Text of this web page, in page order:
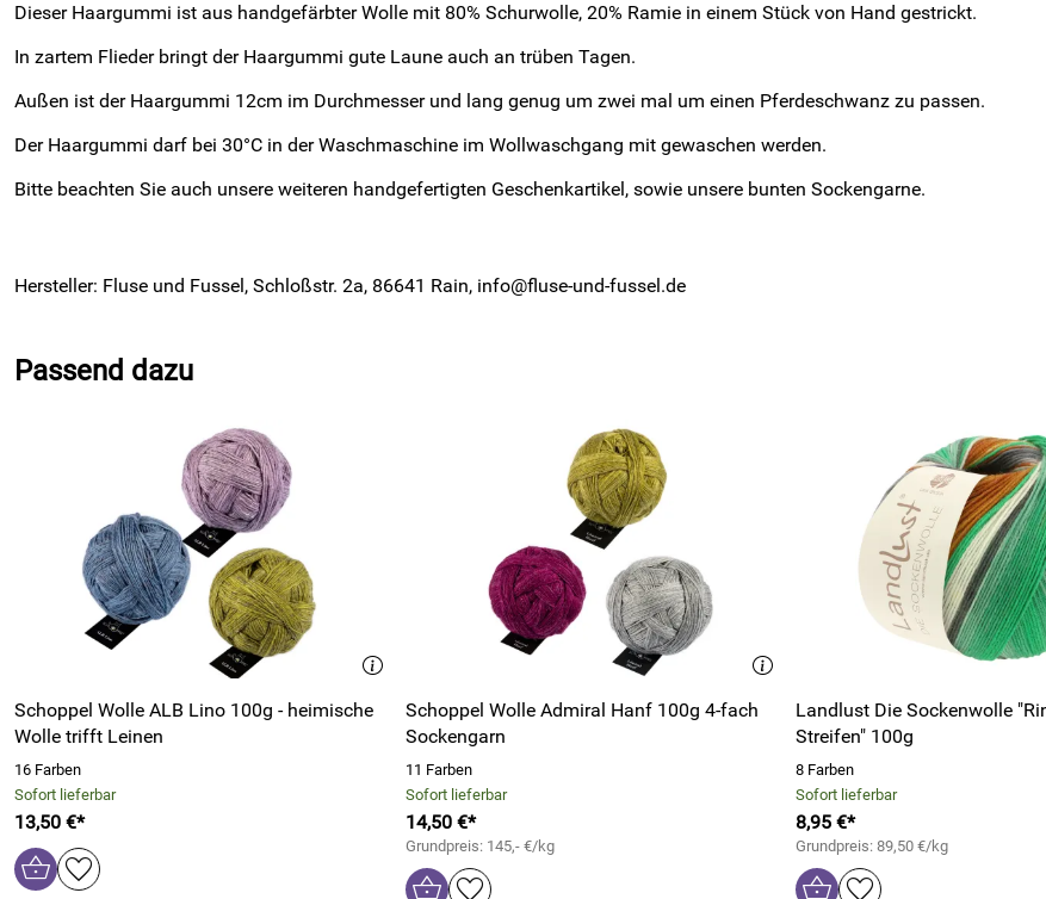
Dieser Haargummi ist aus handgefärbter Wolle mit 80% Schurwolle, 20% Ramie in einem Stück von Hand gestrickt.
In zartem Flieder bringt der Haargummi gute Laune auch an trüben Tagen.
Außen ist der Haargummi 12cm im Durchmesser und lang genug um zwei mal um einen Pferdeschwanz zu passen.
Der Haargummi darf bei 30°C in der Waschmaschine im Wollwaschgang mit gewaschen werden.
Bitte beachten Sie auch unsere weiteren handgefertigten Geschenkartikel, sowie unsere bunten Sockengarne.
Hersteller: Fluse und Fussel, Schloßstr. 2a, 86641 Rain, info@fluse-und-fussel.de
Passend dazu
Schoppel Wolle ALB Lino 100g - heimische
Wolle trifft Leinen
16 Farben
Sofort lieferbar
13,50 €*
Schoppel Wolle Admiral Hanf 100g 4-fach
Sockengarn
11 Farben
Sofort lieferbar
14,50 €*
Grundpreis: 145,- €/kg
Landlust Die Sockenwolle "Ringel und
Streifen" 100g
8 Farben
Sofort lieferbar
8,95 €*
Grundpreis: 89,50 €/kg